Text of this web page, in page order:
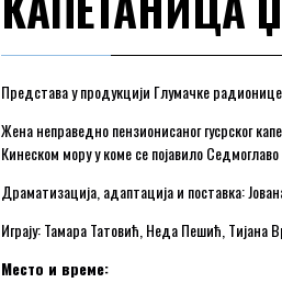
Представа у продукцији Глумачке
Жена неправедно пензионисаног гусрског
Кинеском мору у коме се појавило
Драматизација, адаптација и поставка:
Играју: Тамара Татовић, Неда Пешић, Тијана
Место и време: